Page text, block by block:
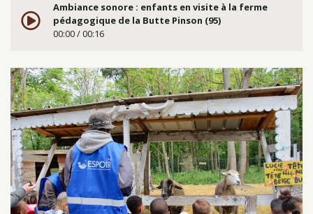
Ambiance sonore : enfants en visite à la ferme
pédagogique de la Butte Pinson (95)
00:00 / 00:16